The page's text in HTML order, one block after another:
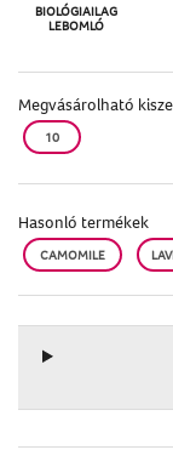
BIOLÓGIAILAG
LEBOMLÓ
Megvásárolható
10
Hasonló termékek
CAMOMILE